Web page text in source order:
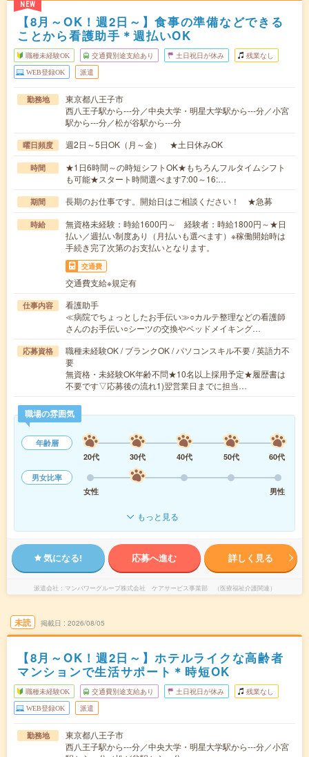
NEW
【8月～OK！週2日～】食事の準備などできる
ことから看護助手＊週払いOK
職種未経験OK 交通費別途支給あり 土日祝日が休み 残業なし
WEB登録OK 派遣
勤務地
東京都八王子市
西八王子駅から---分／中央大学・明星大学駅から---分／小宮
駅から---分／松が谷駅から---分
曜日頻度 週2日～5日OK（月～金） ★土日休みOK
時間
★1日6時間～の時短シフトOK★もちろんフルタイムシフト
も可能★スタート時間選べます7:00～16:…
期間 長期のお仕事です。開始日はご相談ください！ ★急募
時給
無資格未経験：時給1600円～ 経験者：時給1800円～★日
払い／週払い制度あり（月払いも選べます）※稼働開始時は
手続き完了次第のお支払いとなります。
交通費
交通費支給※規定有
仕事内容
看護助手
≪病院でちょっとしたお手伝い≫○カルテ整理などの看護師
さんのお手伝い○シーツの交換やベッドメイキング…
応募資格
職種未経験OK / ブランクOK / パソコンスキル不要 / 英語力不
要
無資格・未経験OK年齢不問★10名以上採用予定★履歴書は
不要です▽応募後の流れ1)翌営業日までに担当…
職場の雰囲気
年齢層
20代
30代 40代 50代
60代
男女比率
女性
男性
もっと見る
気になる! 応募へ進む 詳しく見る
派遣会社 マンパワーグループ株式会社 ケアサービス事業部 （医療福祉介護関連）
未読 掲載日 2026/08/05
【8月～OK！週2日～】ホテルライクな高齢者
マンションで生活サポート＊時短OK
職種未経験OK 交通費別途支給あり 土日祝日が休み 残業なし
WEB登録OK 派遣
勤務地
東京都八王子市
西八王子駅から---分／中央大学・明星大学駅から---分／小宮